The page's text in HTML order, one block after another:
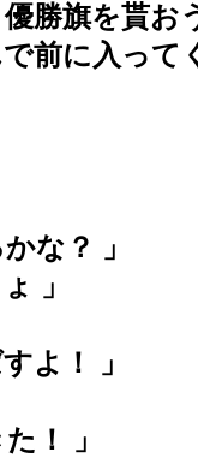
優勝旗を貰お
で前に入って
な？ 」
」
よ！ 」
！ 」